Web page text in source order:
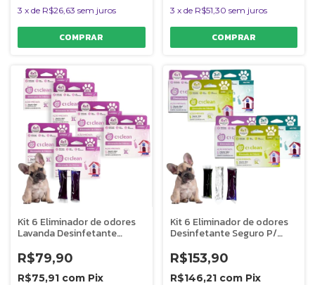
3 x de R$26,63 sem juros 3 x de R$51,30 sem juros
Kit 6 Eliminador de odores
Lavanda Desinfetante
Rende 2L
R$79,90
R$75,91 com Pix
Kit 6 Eliminador de odores
Desinfetante Seguro P/
R$153,90
R$146,21 com Pix